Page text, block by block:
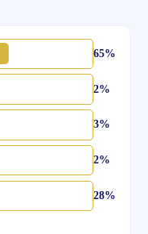
65%
2%
3%
2%
28%